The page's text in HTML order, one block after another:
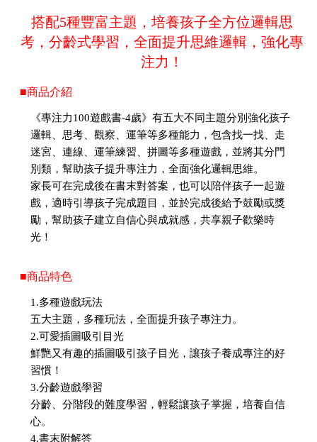
搭配5種豐富主題，培養孩子全方位邏輯思
考，分齡式學習，全面提升思維邏輯，強化專
注力！
■商品介紹
《專注力100遊戲書-4歲》有五大不同主題分別強化孩子
邏輯、思考、觀察、運筆等多種能力，包含找一找、走
迷宮、連線、運筆練習、拼圖等多種遊戲，並將其分門
別類，幫助孩子提升專注力，全面強化邏輯思維。
家長可在完成後在書末對答案，也可以陪伴孩子一起遊
戲，適時引導孩子完成題目，並於完成後給予鼓勵或獎
勵，幫助孩子建立自信心與成就感，共享親子歡樂時
光！
■商品特色
1.多種遊戲玩法
五大主題，多種玩法，全面提升孩子專注力。
2.可愛插圖吸引目光
鮮艷又有趣的插圖吸引孩子目光，讓孩子養成專注的好
習慣！
3.分齡遊戲學習
分齡、分階段的難度學習，輕鬆讓孩子掌握，培養自信
心。
4.書末附解答